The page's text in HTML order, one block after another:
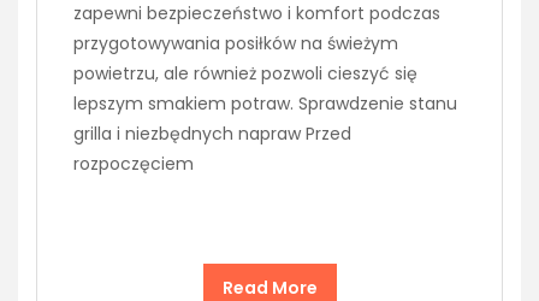
zapewni bezpieczeństwo i komfort podczas
przygotowywania posiłków na świeżym
powietrzu, ale również pozwoli cieszyć się
lepszym smakiem potraw. Sprawdzenie stanu
grilla i niezbędnych napraw Przed
rozpoczęciem
Read More